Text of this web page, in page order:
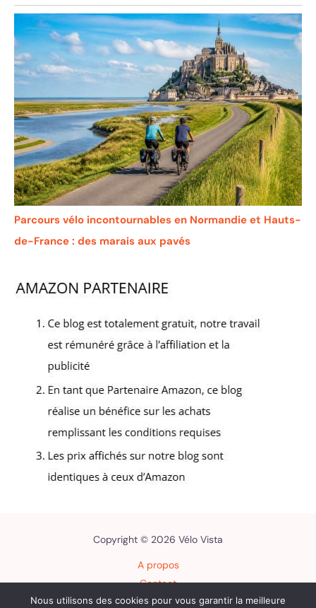
Parcours vélo incontournables en Normandie et Hauts-
de-France : des marais aux pavés
Copyright © 2026 Vélo Vista
A propos
Contact
Plan du site
Nous utilisons des cookies pour vous garantir la meilleure